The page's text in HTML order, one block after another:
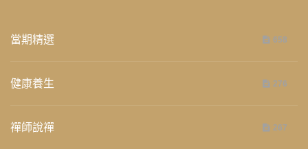
當期精選 658
健康養生 276
禪師說禪 267